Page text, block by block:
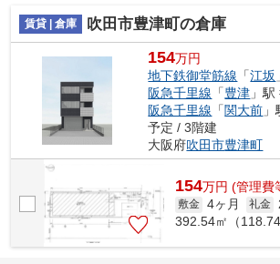
賃貸 | 倉庫 吹田市豊津町の倉庫
154万円
地下鉄御堂筋線 「江坂
阪急千里線 「豊津 」
阪急千里線 「関大前
予定 / 3階建
大阪府吹田市豊津町
154万円 (管理費
敷金 4ヶ月 礼金
392.54㎡（118.74